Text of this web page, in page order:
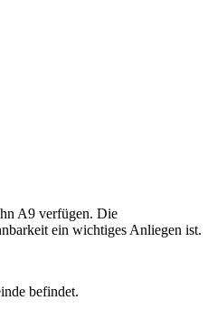
A9 verfügen. Die
ein wichtiges Anliegen ist.
befindet.